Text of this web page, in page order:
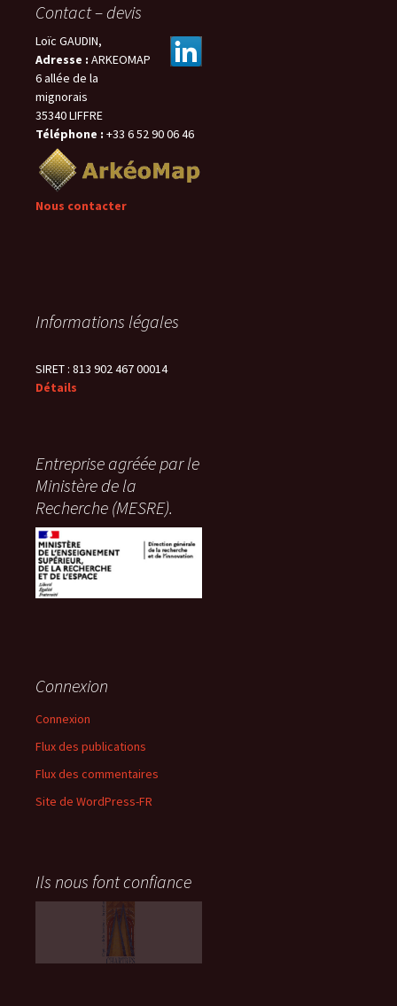
Contact – devis
Loïc GAUDIN,
Adresse : ARKEOMAP
6 allée de la
mignorais
35340 LIFFRE
Téléphone : +33 6 52 90 06 46
Nous contacter
Informations légales
SIRET : 813 902 467 00014
Détails
Entreprise agréée par le
Ministère de la
Recherche (MESRE).
Connexion
Connexion
Flux des publications
Flux des commentaires
Site de WordPress-FR
Ils nous font confiance